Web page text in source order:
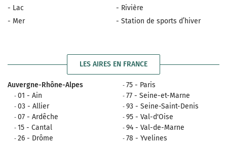
- Lac
- Mer
- Rivière
- Station de sports d’hiver
LES AIRES EN FRANCE
Auvergne-Rhône-Alpes
01 - Ain
03 - Allier
07 - Ardêche
15 - Cantal
26 - Drôme
75 - Paris
77 - Seine-et-Marne
93 - Seine-Saint-Denis
95 - Val-d'Oise
94 - Val-de-Marne
78 - Yvelines